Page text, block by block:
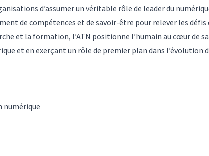
d’assumer un véritable rôle de leader du
de compétences et de savoir-être pour relever les
et la formation, l’ATN positionne l’humain au cœur de
et en exerçant un rôle de premier plan dans
numérique